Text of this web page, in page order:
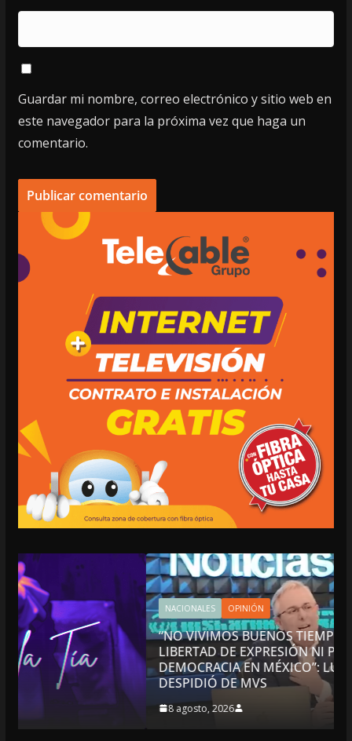
Guardar mi nombre, correo electrónico y sitio web en
este navegador para la próxima vez que haga un
comentario.
NACIONALES OPINIÓN
“NO VIVIMOS BUENOS TIEMPOS PARA LA
LIBERTAD DE EXPRESIÓN NI PARA LA
DEMOCRACIA EN MÉXICO”: LUIS CÁRDENAS; SE
DESPIDIÓ DE MVS
8 agosto, 2026